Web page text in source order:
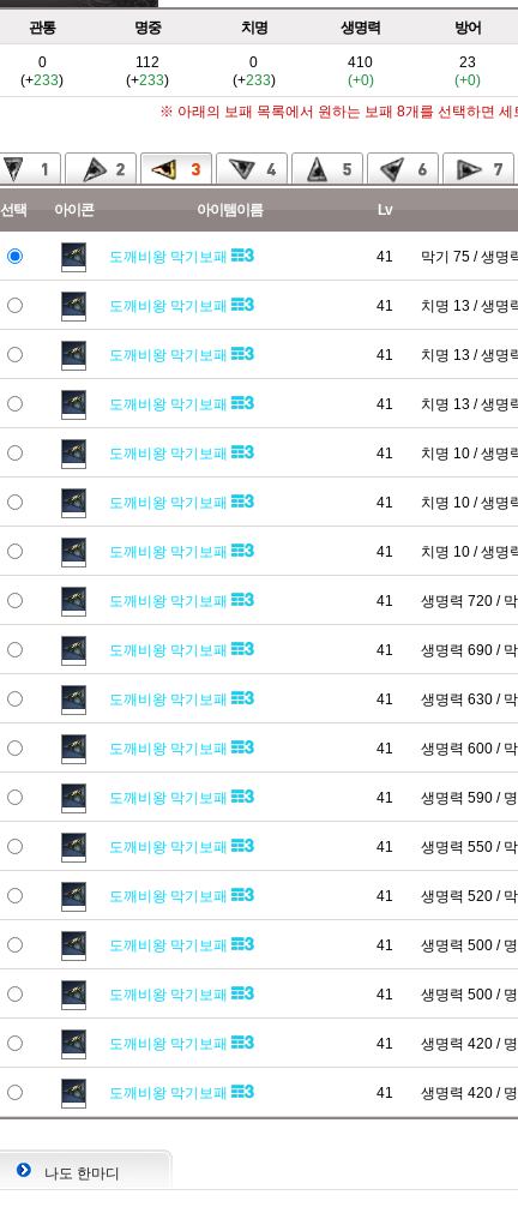
관통 명중 치명 생명력 방어
0
(+233)
112
(+233)
0
(+233)
410
(+0)
23
(+0)
※ 아래의 보패 목록에서 원하는 보패 8개를 선택하면
선택 아이콘 아이템이름 Lv
도깨비왕 막기보패 41 막기 75 / 생명
도깨비왕 막기보패 41 치명 13 / 생명
도깨비왕 막기보패 41 치명 13 / 생명
도깨비왕 막기보패 41 치명 13 / 생명
도깨비왕 막기보패 41 치명 10 / 생명
도깨비왕 막기보패 41 치명 10 / 생명
도깨비왕 막기보패 41 치명 10 / 생명
도깨비왕 막기보패 41 생명력 720 /
도깨비왕 막기보패 41 생명력 690 /
도깨비왕 막기보패 41 생명력 630 /
도깨비왕 막기보패 41 생명력 600 /
도깨비왕 막기보패 41 생명력 590 /
도깨비왕 막기보패 41 생명력 550 /
도깨비왕 막기보패 41 생명력 520 /
도깨비왕 막기보패 41 생명력 500 /
도깨비왕 막기보패 41 생명력 500 /
도깨비왕 막기보패 41 생명력 420 /
도깨비왕 막기보패 41 생명력 420 /
나도 한마디